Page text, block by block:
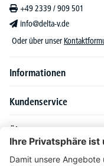
+49 2339 / 909 501
info@delta-v.de
Oder über unser
Informationen
Kundenservice
Über DELTA-V
Produktsortiment